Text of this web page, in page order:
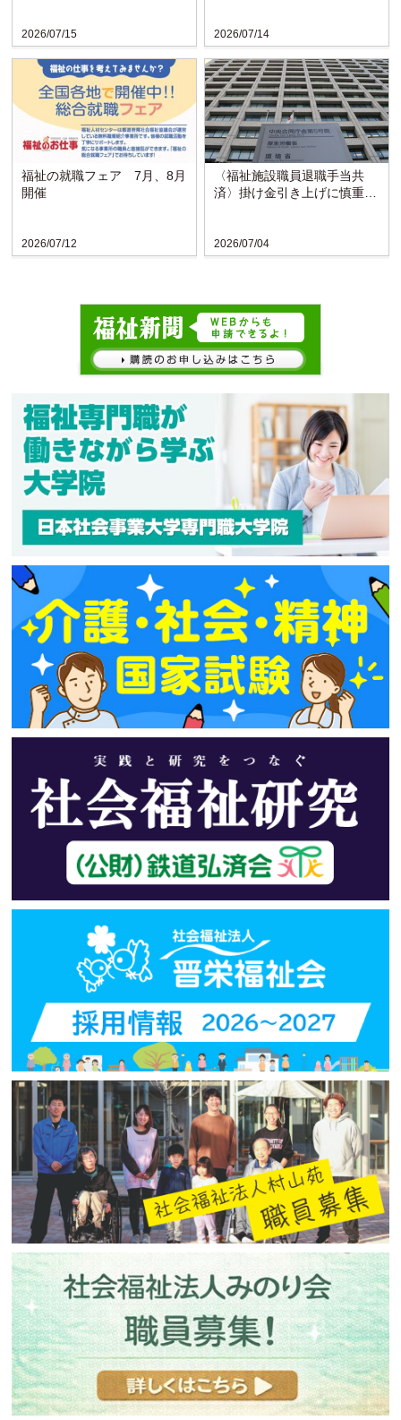
2026/07/15 2026/07/14
2026/07/12
福祉の就職フェア 7月、8月
開催
2026/07/04
〈福祉施設職員退職手当共
済〉掛け金引き上げに慎重な